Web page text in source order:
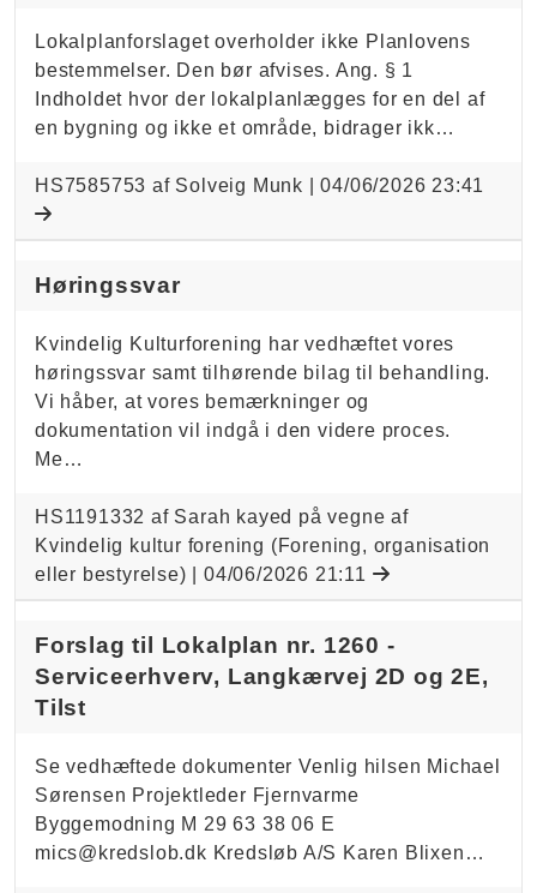
Lokalplanforslaget overholder ikke Planlovens
bestemmelser. Den bør afvises. Ang. § 1
Indholdet hvor der lokalplanlægges for en del af
en bygning og ikke et område, bidrager ikk…
HS7585753 af Solveig Munk |04/06/2026 23:41
Høringssvar
Kvindelig Kulturforening har vedhæftet vores
høringssvar samt tilhørende bilag til behandling.
Vi håber, at vores bemærkninger og
dokumentation vil indgå i den videre proces.
Me…
HS1191332 af Sarah kayed på vegne af
Kvindelig kultur forening (Forening, organisation
eller bestyrelse) |04/06/2026 21:11
Forslag til Lokalplan nr. 1260 -
Serviceerhverv, Langkærvej 2D og 2E,
Tilst
Se vedhæftede dokumenter Venlig hilsen Michael
Sørensen Projektleder Fjernvarme
Byggemodning M 29 63 38 06 E
mics@kredslob.dk Kredsløb A/S Karen Blixen…